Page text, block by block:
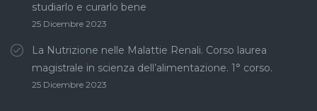
studiarlo e curarlo bene
25 Dicembre 2023
La Nutrizione nelle Malattie Renali. Corso laurea
magistrale in scienza dell’alimentazione. 1° corso.
25 Dicembre 2023